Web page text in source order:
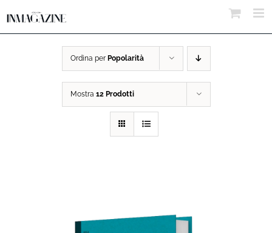
Ordina per Popolarità
Mostra 12 Prodotti